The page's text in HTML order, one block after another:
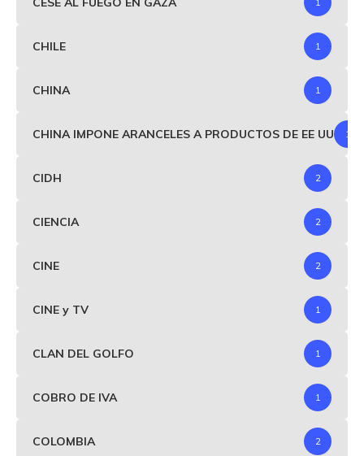
CHILE 1
CHINA 1
CHINA IMPONE ARANCELES A PRODUCTOS DE EE UU 1
CIDH 2
CIENCIA 2
CINE 2
CINE y TV 1
CLAN DEL GOLFO 1
COBRO DE IVA 1
COLOMBIA 2